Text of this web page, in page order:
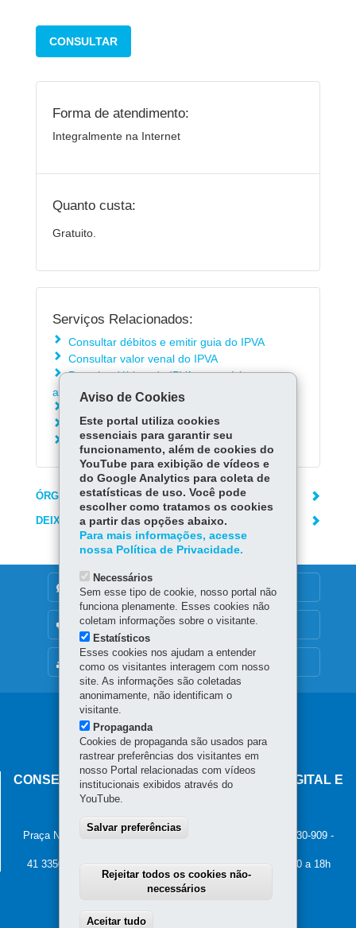
CONSULTAR
Forma de atendimento:
Integralmente na Internet
Quanto custa:
Gratuito.
Serviços Relacionados:
Consultar débitos e emitir guia do IPVA
Consultar valor venal do IPVA
Parcelar débitos do IPVA - exercícios
anteriores e dívida ativa
Solicitar Isenção / imunidade de IPVA
Solicitar restituição de IPVA
ÓRGÃO RESPONSÁVEL
DEIXE SUA OPINIÃO
MAPA DO SITE
DENUNCIE CORRUPÇÃO
OUVIDORIA
Navegação
principal
CONSELHO ESTADUAL DE GOVERNANÇA DIGITAL E
SEGURANÇA DA INFORMAÇÃO
Palácio Iguaçu
Praça Nossa Senhora de Salette, s/n - Centro Cívico
80.530-909 -
41 3350-2400 - Horário de atendimento: 8h30 a 12h e 13h30 a 18h
Aviso de Cookies
Este portal utiliza cookies
essenciais para garantir seu
funcionamento, além de cookies do
YouTube para exibição de vídeos e
do Google Analytics para coleta de
estatísticas de uso. Você pode
escolher como tratamos os cookies
a partir das opções abaixo.
Para mais informações, acesse
nossa Política de Privacidade.
Necessários
Sem esse tipo de cookie, nosso portal não
funciona plenamente. Esses cookies não
coletam informações sobre o visitante.
Estatísticos
Esses cookies nos ajudam a entender
como os visitantes interagem com nosso
site. As informações são coletadas
anonimamente, não identificam o
visitante.
Propaganda
Cookies de propaganda são usados para
rastrear preferências dos visitantes em
nosso Portal relacionadas com vídeos
institucionais exibidos através do
YouTube.
Salvar preferências
Rejeitar todos os cookies não-
necessários
Aceitar tudo